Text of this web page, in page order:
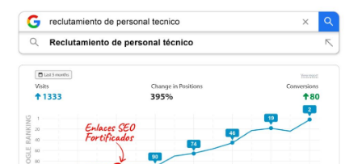
Agendar cita
Casos de Éxito
Descubre las categorías en las que ya estamos impulsando
su visibilidad. ¡Conoce en qué sectores ya estamos
trabajando para posicionar tu negocio con nuestros Enlaces
SEO Fortificados!